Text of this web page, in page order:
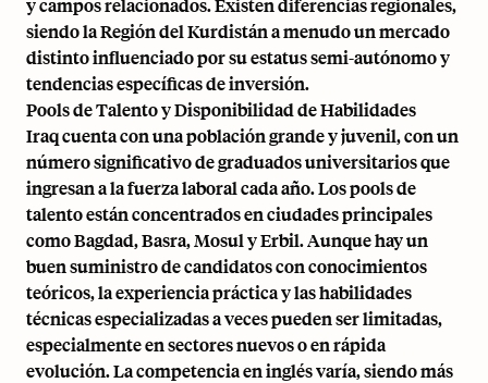
y campos relacionados. Existen diferencias regionales,
siendo la Región del Kurdistán a menudo un mercado
distinto influenciado por su estatus semi-autónomo y
tendencias específicas de inversión.
Pools de Talento y Disponibilidad de Habilidades
Iraq cuenta con una población grande y juvenil, con un
número significativo de graduados universitarios que
ingresan a la fuerza laboral cada año. Los pools de
talento están concentrados en ciudades principales
como Bagdad, Basra, Mosul y Erbil. Aunque hay un
buen suministro de candidatos con conocimientos
teóricos, la experiencia práctica y las habilidades
técnicas especializadas a veces pueden ser limitadas,
especialmente en sectores nuevos o en rápida
evolución. La competencia en inglés varía, siendo más